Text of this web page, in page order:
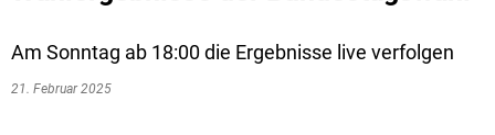
Am Sonntag ab 18:00 die Ergebnisse live verfolgen
21. Februar 2025